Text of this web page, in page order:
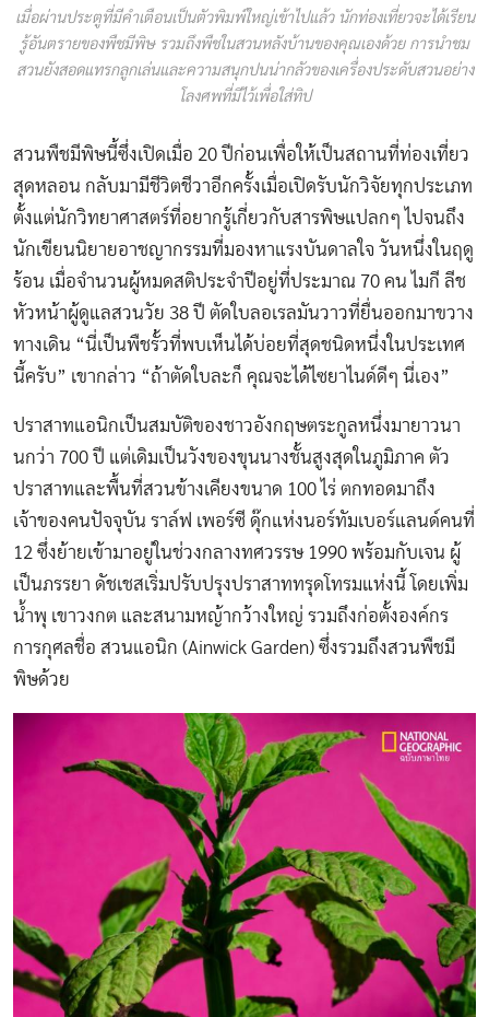
เมื่อผ่านประตูที่มีคำเตือนเป็นตัวพิมพ์ใหญ่เข้าไปแล้ว นักท่องเที่ยวจะได้เรียน
รู้อันตรายของพืชมีพิษ รวมถึงพืชในสวนหลังบ้านของคุณเองด้วย การนำชม
สวนยังสอดแทรกลูกเล่นและความสนุกปนน่ากลัวของเครื่องประดับสวนอย่าง
โลงศพที่มีไว้เพื่อใส่ทิป
สวนพืชมีพิษนี้ซึ่งเปิดเมื่อ 20 ปีก่อนเพื่อให้เป็นสถานที่ท่องเที่ยว
สุดหลอน กลับมามีชีวิตชีวาอีกครั้งเมื่อเปิดรับนักวิจัยทุกประเภท
ตั้งแต่นักวิทยาศาสตร์ที่อยากรู้เกี่ยวกับสารพิษแปลกๆ ไปจนถึง
นักเขียนนิยายอาชญากรรมที่มองหาแรงบันดาลใจ วันหนึ่งในฤดู
ร้อน เมื่อจำนวนผู้หมดสติประจำปีอยู่ที่ประมาณ 70 คน ไมกี ลีช
หัวหน้าผู้ดูแลสวนวัย 38 ปี ตัดใบลอเรลมันวาวที่ยื่นออกมาขวาง
ทางเดิน “นี่เป็นพืชรั้วที่พบเห็นได้บ่อยที่สุดชนิดหนึ่งในประเทศ
นี้ครับ” เขากล่าว “ถ้าตัดใบละก็ คุณจะได้ไซยาไนด์ดีๆ นี่เอง”
ปราสาทแอนิกเป็นสมบัติของชาวอังกฤษตระกูลหนึ่งมายาวนา
นกว่า 700 ปี แต่เดิมเป็นวังของขุนนางชั้นสูงสุดในภูมิภาค ตัว
ปราสาทและพื้นที่สวนข้างเคียงขนาด 100 ไร่ ตกทอดมาถึง
เจ้าของคนปัจจุบัน ราล์ฟ เพอร์ซี ดุ๊กแห่งนอร์ทัมเบอร์แลนด์คนที่
12 ซึ่งย้ายเข้ามาอยู่ในช่วงกลางทศวรรษ 1990 พร้อมกับเจน ผู้
เป็นภรรยา ดัชเชสเริ่มปรับปรุงปราสาททรุดโทรมแห่งนี้ โดยเพิ่ม
น้ำพุ เขาวงกต และสนามหญ้ากว้างใหญ่ รวมถึงก่อตั้งองค์กร
การกุศลชื่อ สวนแอนิก (Ainwick Garden) ซึ่งรวมถึงสวนพืชมี
พิษด้วย